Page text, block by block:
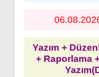
Yazım +
+ Raporlama